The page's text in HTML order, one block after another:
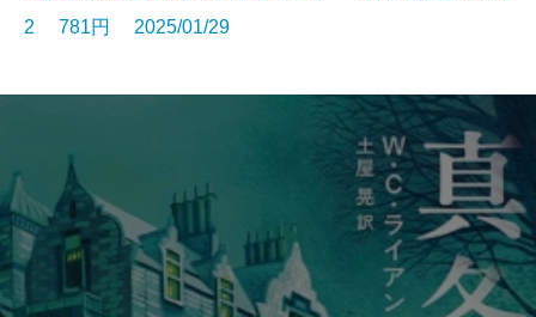
2 781円 2025/01/29